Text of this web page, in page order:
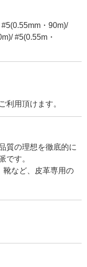
・90m)/
#5(0.55m・
利用頂けます。
質の理想を徹底的に
です。
靴など、皮革専用の
、自動車、飛行機の
モ】に蝋引き加工